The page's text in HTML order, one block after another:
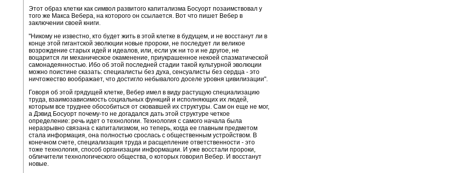
Этот образ клетки как символ развитого капитализма Босуорт позаимствовал у
того же Макса Вебера, на которого он ссылается. Вот что пишет Вебер в
заключении своей книги.
"Никому не известно, кто будет жить в этой клетке в будущем, и не восстанут ли в
конце этой гигантской эволюции новые пророки, не последует ли великое
возрождение старых идей и идеалов, или, если уж ни то и не другое, не
воцарится ли механическое окаменение, приукрашенное некоей спазматической
самонадеянностью. Ибо об этой последней стадии такой культурной эволюции
можно поистине сказать: специалисты без духа, сенсуалисты без сердца - это
ничтожество воображает, что достигло небывалого доселе уровня цивилизации".
Говоря об этой грядущей клетке, Вебер имел в виду растущую специализацию
труда, взаимозависимость социальных функций и исполняющих их людей,
которым все труднее обособиться от сковавшей их структуры. Сам он еще не мог,
а Дэвид Босуорт почему-то не догадался дать этой структуре четкое
определение: речь идет о технологии. Технология с самого начала была
неразрывно связана с капитализмом, но теперь, когда ее главным предметом
стала информация, она полностью срослась с общественным устройством. В
конечном счете, специализация труда и расщепление ответственности - это
тоже технология, способ организации информации. И уже восстали пророки,
обличители технологического общества, о которых говорил Вебер. И восстанут
новые.